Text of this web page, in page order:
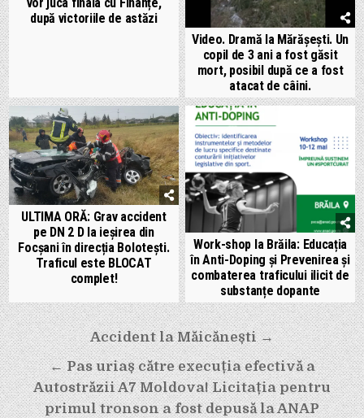
vor juca finala cu Finanțe,
după victoriile de astăzi
Video. Dramă la Mărășești. Un
copil de 3 ani a fost găsit
mort, posibil după ce a fost
atacat de câini.
ULTIMA ORĂ: Grav accident
pe DN 2 D la ieșirea din
Focșani în direcția Bolotești.
Traficul este BLOCAT
complet!
Work-shop la Brăila: Educația
în Anti-Doping și Prevenirea și
combaterea traficului ilicit de
substanțe dopante
Navigare
în
articole
Accident la Măicănești →
← Pas uriaș către execuția efectivă a
Autostrăzii A7 Moldova! Licitația pentru
primul tronson a fost depusă la ANAP